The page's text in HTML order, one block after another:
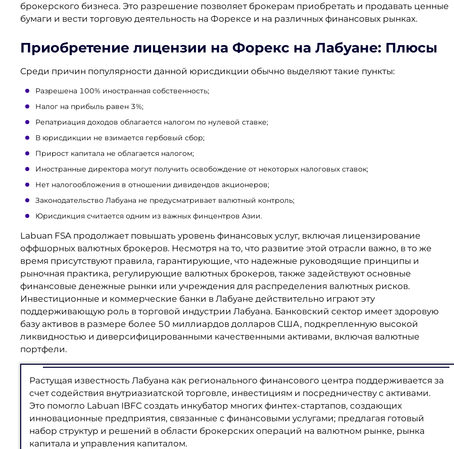
брокерского бизнеса. Это разрешение позволяет брокерам приобретать и продавать ценные
бумаги и вести торговую деятельность на Форексе и на различных финансовых рынках.
Приобретение лицензии на Форекс на Лабуане: Плюсы
Среди причин популярности данной юрисдикции обычно выделяют такие пункты:
Разрешена 100% иностранная собственность;
Налог на прибыль равен 3%;
Репатриация доходов облагается налогом по нулевой ставке;
В юрисдикции не взимается гербовый сбор;
Прирост капитала не облагается налогом;
Иностранные директора могут получить освобождение от некоторых налоговых ставок;
Нет налогообложения в отношении дивидендов акционеров;
Законодательство Лабуана не предусматривает валютный контроль;
Юрисдикция считается одним из важных финцентров Азии.
Labuan FSA продолжает повышать уровень финансовых услуг, включая лицензирование
оффшорных валютных брокеров. Несмотря на то, что развитие этой отрасли важно, в то же
время присутствуют правила, гарантирующие, что надежные руководящие принципы и
рыночная практика, регулирующие валютных брокеров, также задействуют основные
финансовые денежные рынки или учреждения для распределения валютных рисков.
Инвестиционные и коммерческие банки в Лабуане действительно играют эту
поддерживающую роль в торговой индустрии Лабуана. Банковский сектор имеет здоровую
базу активов в размере более 50 миллиардов долларов США, подкрепленную высокой
ликвидностью и диверсифицированными качественными активами, включая валютные
портфели.
Растущая известность Лабуана как регионального финансового центра поддерживается за
счет содействия внутриазиатской торговле, инвестициям и посредничеству с активами.
Это помогло Labuan IBFC создать инкубатор многих финтех-стартапов, создающих
инновационные предприятия, связанные с финансовыми услугами; предлагая готовый
набор структур и решений в области брокерских операций на валютном рынке, рынка
капитала и управления капиталом.